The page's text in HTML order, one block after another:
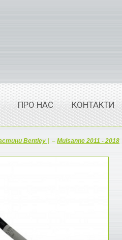
ПРО НАС КОНТАКТИ
Bentley | – Mulsanne 2011 - 2018